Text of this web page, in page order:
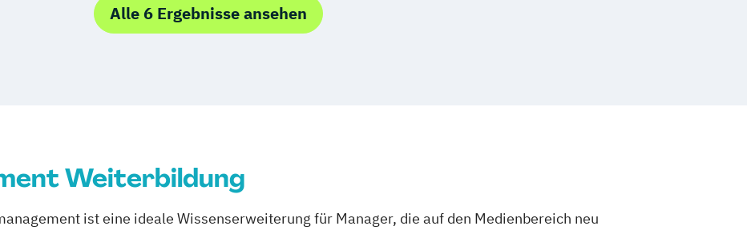
Alle 6 Ergebnisse ansehen
Weiterbildung
ist eine ideale Wissenserweiterung für Manager, die auf den Medienbereich neu